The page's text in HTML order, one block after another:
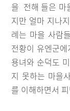
을 전해 들은 마
지만 얼마 지나
례는 마을 사람
전황이 유엔군
용녀와 순덕도
지 못하는 마을
를 이해하면서